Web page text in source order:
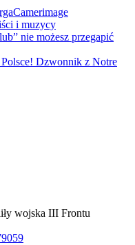
i muzycy
nie możesz przegapić
Dzwonnik z Notre
wojska III Frontu